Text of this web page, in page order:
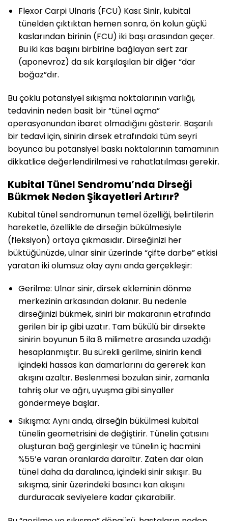
Flexor Carpi Ulnaris (FCU) Kası: Sinir, kubital
tünelden çıktıktan hemen sonra, ön kolun güçlü
kaslarından birinin (FCU) iki başı arasından geçer.
Bu iki kas başını birbirine bağlayan sert zar
(aponevroz) da sık karşılaşılan bir diğer “dar
boğaz”dır.
Bu çoklu potansiyel sıkışma noktalarının varlığı,
tedavinin neden basit bir “tünel açma”
operasyonundan ibaret olmadığını gösterir. Başarılı
bir tedavi için, sinirin dirsek etrafındaki tüm seyri
boyunca bu potansiyel baskı noktalarının tamamının
dikkatlice değerlendirilmesi ve rahatlatılması gerekir.
Kubital Tünel Sendromu’nda Dirseği
Bükmek Neden Şikayetleri Artırır?
Kubital tünel sendromunun temel özelliği, belirtilerin
hareketle, özellikle de dirseğin bükülmesiyle
(fleksiyon) ortaya çıkmasıdır. Dirseğinizi her
büktüğünüzde, ulnar sinir üzerinde “çifte darbe” etkisi
yaratan iki olumsuz olay aynı anda gerçekleşir:
Gerilme: Ulnar sinir, dirsek ekleminin dönme
merkezinin arkasından dolanır. Bu nedenle
dirseğinizi bükmek, siniri bir makaranın etrafında
gerilen bir ip gibi uzatır. Tam bükülü bir dirsekte
sinirin boyunun 5 ila 8 milimetre arasında uzadığı
hesaplanmıştır. Bu sürekli gerilme, sinirin kendi
içindeki hassas kan damarlarını da gererek kan
akışını azaltır. Beslenmesi bozulan sinir, zamanla
tahriş olur ve ağrı, uyuşma gibi sinyaller
göndermeye başlar.
Sıkışma: Aynı anda, dirseğin bükülmesi kubital
tünelin geometrisini de değiştirir. Tünelin çatısını
oluşturan bağ gerginleşir ve tünelin iç hacmini
%55’e varan oranlarda daraltır. Zaten dar olan
tünel daha da daralınca, içindeki sinir sıkışır. Bu
sıkışma, sinir üzerindeki basıncı kan akışını
durduracak seviyelere kadar çıkarabilir.